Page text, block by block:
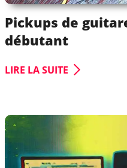
Pickups de
débutant
LIRE LA SUITE